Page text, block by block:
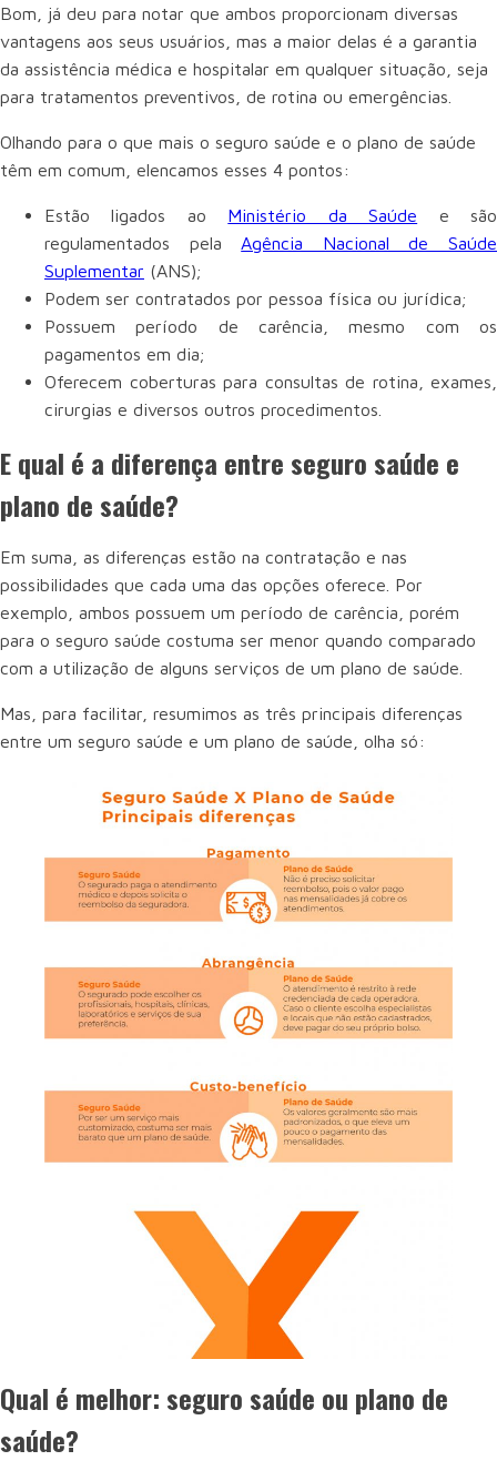
Bom, já deu para notar que ambos proporcionam diversas
vantagens aos seus usuários, mas a maior delas é a garantia
da assistência médica e hospitalar em qualquer situação, seja
para tratamentos preventivos, de rotina ou emergências.
Olhando para o que mais o seguro saúde e o plano de saúde
têm em comum, elencamos esses 4 pontos:
Estão ligados ao Ministério da Saúde e são
regulamentados pela Agência Nacional de Saúde
Suplementar (ANS);
Podem ser contratados por pessoa física ou jurídica;
Possuem período de carência, mesmo com os
pagamentos em dia;
Oferecem coberturas para consultas de rotina, exames,
cirurgias e diversos outros procedimentos.
E qual é a diferença entre seguro saúde e
plano de saúde?
Em suma, as diferenças estão na contratação e nas
possibilidades que cada uma das opções oferece. Por
exemplo, ambos possuem um período de carência, porém
para o seguro saúde costuma ser menor quando comparado
com a utilização de alguns serviços de um plano de saúde.
Mas, para facilitar, resumimos as três principais diferenças
entre um seguro saúde e um plano de saúde, olha só:
Qual é melhor: seguro saúde ou plano de
saúde?